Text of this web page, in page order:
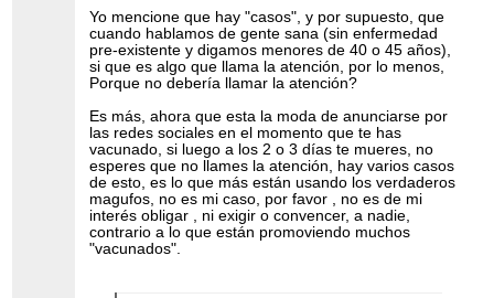
Yo mencione que hay "casos", y por supuesto, que
cuando hablamos de gente sana (sin enfermedad
pre-existente y digamos menores de 40 o 45 años),
si que es algo que llama la atención, por lo menos,
Porque no debería llamar la atención?
Es más, ahora que esta la moda de anunciarse por
las redes sociales en el momento que te has
vacunado, si luego a los 2 o 3 días te mueres, no
esperes que no llames la atención, hay varios casos
de esto, es lo que más están usando los verdaderos
magufos, no es mi caso, por favor , no es de mi
interés obligar , ni exigir o convencer, a nadie,
contrario a lo que están promoviendo muchos
"vacunados".